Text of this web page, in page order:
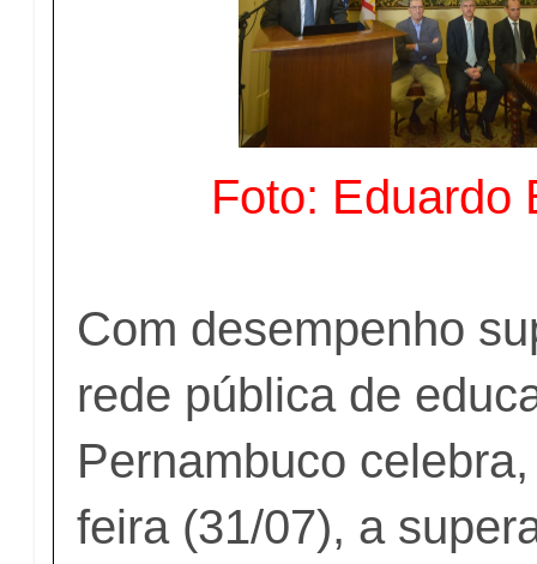
Foto: Eduardo
Com desempenho
rede pública de
Pernambuco
feira (31/07), a